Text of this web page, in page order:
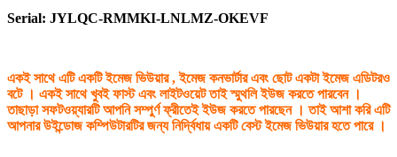
Serial: JYLQC-RMMKI-LNLMZ-OKEVF
একই সাথে এটি একটি ইমেজ ভিউয়ার , ইমেজ কনভার্টার এবং ছোট একটা ইমেজ এডিটরও
বটে । একই সাথে খুবই ফাস্ট এবং লাইটওয়েট তাই স্মুথলি ইউজ করতে পারবেন ।
তাছাড়া সফটওয়্যারটি আপনি সম্পুর্ণ ফ্রীতেই ইউজ করতে পারছেন । তাই আশা করি এটি
আপনার উইন্ডোজ কম্পিউটারটির জন্য নির্দ্বিধায় একটি বেস্ট ইমেজ ভিউয়ার হতে পারে ।